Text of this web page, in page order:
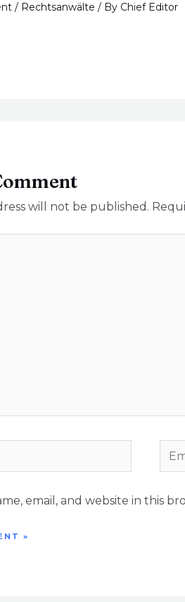
/ Rechtsanwälte / By Chief Editor
will not be published.
email, and website in this